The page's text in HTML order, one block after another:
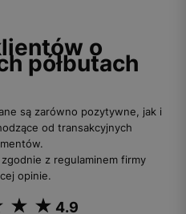
o
półbutach
są zarówno pozytywne, jak i
od transakcyjnych
z regulaminem firmy
opinie.
4.9